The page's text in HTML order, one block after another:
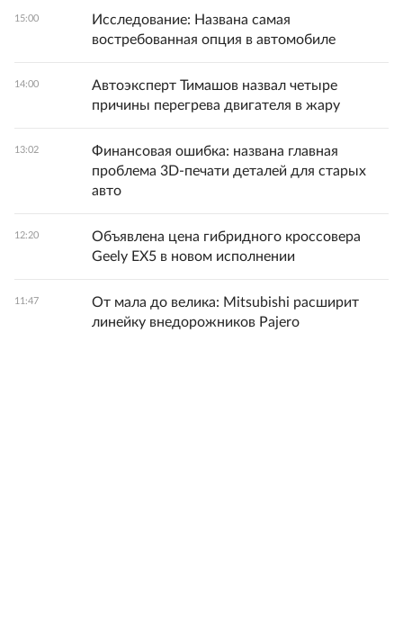
15:00
Исследование: Названа самая
востребованная опция в автомобиле
14:00
Автоэксперт Тимашов назвал четыре
причины перегрева двигателя в жару
13:02
Финансовая ошибка: названа главная
проблема 3D-печати деталей для старых
авто
12:20
Объявлена цена гибридного кроссовера
Geely EX5 в новом исполнении
11:47
От мала до велика: Mitsubishi расширит
линейку внедорожников Pajero